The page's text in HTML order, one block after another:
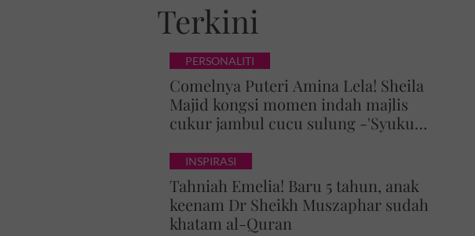
Terkini
PERSONALITI
Comelnya Puteri Amina Lela! Sheila
Majid kongsi momen indah majlis
cukur jambul cucu sulung -'Syukur
INSPIRASI
Tahniah Emelia! Baru 5 tahun, anak
keenam Dr Sheikh Muszaphar sudah
khatam al-Quran